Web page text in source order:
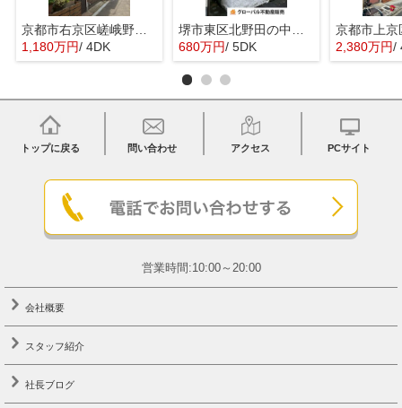
京都市右京区嵯峨野宮ノ元町の中古一戸建
1,180万円/ 4DK
680万円/ 5DK 2,380万円/
トップに戻る 問い合わせ アクセス PCサイト
営業時間:10:00～20:00
会社概要
スタッフ紹介
社長ブログ